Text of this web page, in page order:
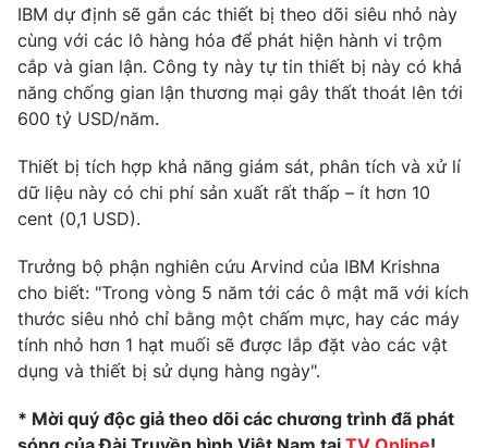
Chất lượng cuộc sống
Tuyển sinh
Học trực tuyến
Công nghệ
Hitech Công nghệ tương lai
Sản phẩm
Thị trường
Tư vấn
Giao lưu trực tuyến
Lịch phát sóng
Emagazine Podcast
Photo Infographic
IBM dự định sẽ gắn các thiết bị theo dõi siêu nhỏ này
cùng với các lô hàng hóa để phát hiện hành vi trộm
cắp và gian lận. Công ty này tự tin thiết bị này có khả
năng chống gian lận thương mại gây thất thoát lên tới
600 tỷ USD/năm.
Thiết bị tích hợp khả năng giám sát, phân tích và xử lí
dữ liệu này có chi phí sản xuất rất thấp – ít hơn 10
cent (0,1 USD).
Trưởng bộ phận nghiên cứu Arvind của IBM Krishna
cho biết: "Trong vòng 5 năm tới các ô mật mã với kích
thước siêu nhỏ chỉ bằng một chấm mực, hay các máy
tính nhỏ hơn 1 hạt muối sẽ được lắp đặt vào các vật
dụng và thiết bị sử dụng hàng ngày".
* Mời quý độc giả theo dõi các chương trình đã phát